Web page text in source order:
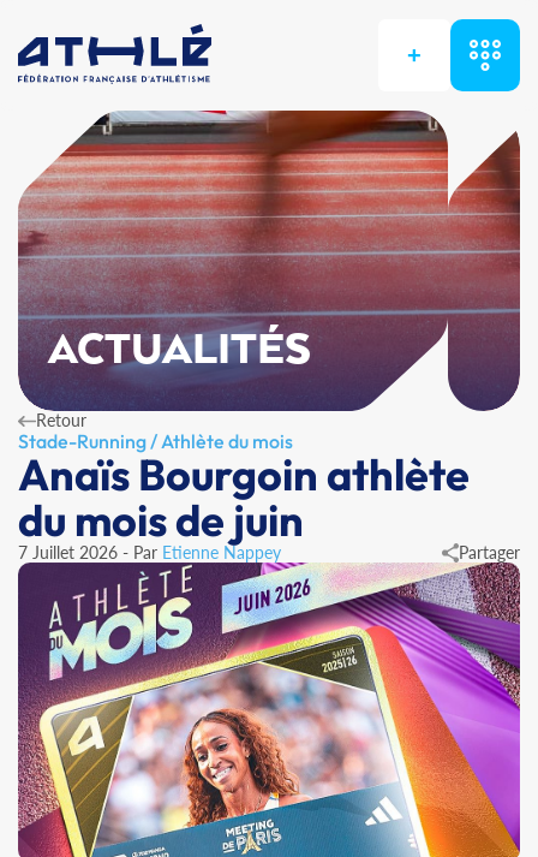
+
ACTUALITÉS
Retour
Stade-Running / Athlète du mois
Anaïs Bourgoin athlète
du mois de juin
7 Juillet 2026 - Par Etienne Nappey Partager